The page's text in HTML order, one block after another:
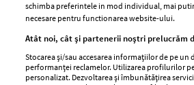
GSP
Unica
femei
Viva
schimba preferintele in mod individual, mai
necesare pentru functionarea website-ului.
Atât noi, cât și partenerii noștri prelucrăm
Stocarea și/sau accesarea informațiilor de pe un
performanței reclamelor. Utilizarea profilurilor
personalizat. Dezvoltarea și îmbunătățirea